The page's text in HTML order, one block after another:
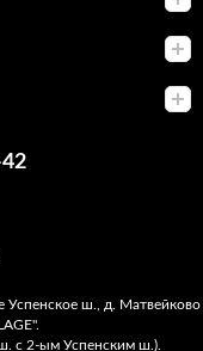
ш., д. Матвейково
с 2-ым Успенским ш.).